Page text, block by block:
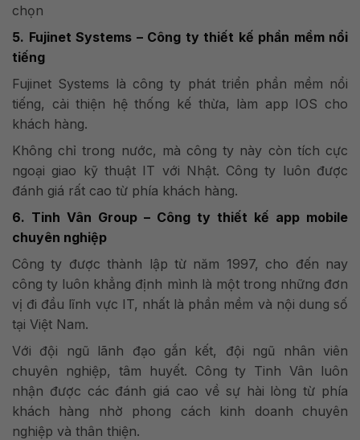
chọn
5. Fujinet Systems – Công ty thiết kế phần mềm nổi
tiếng
Fujinet Systems là công ty phát triển phần mềm nổi
tiếng, cải thiện hệ thống kế thừa, làm app IOS cho
khách hàng.
Không chỉ trong nước, mà công ty này còn tích cực
ngoại giao kỹ thuật IT với Nhật. Công ty luôn được
đánh giá rất cao từ phía khách hàng.
6. Tinh Vân Group – Công ty thiết kế app mobile
chuyên nghiệp
Công ty được thành lập từ năm 1997, cho đến nay
công ty luôn khẳng định mình là một trong những đơn
vị đi đầu lĩnh vực IT, nhất là phần mềm và nội dung số
tại Việt Nam.
Với đội ngũ lãnh đạo gắn kết, đội ngũ nhân viên
chuyên nghiệp, tâm huyết. Công ty Tinh Vân luôn
nhận được các đánh giá cao về sự hài lòng từ phía
khách hàng nhờ phong cách kinh doanh chuyên
nghiệp và thân thiện.